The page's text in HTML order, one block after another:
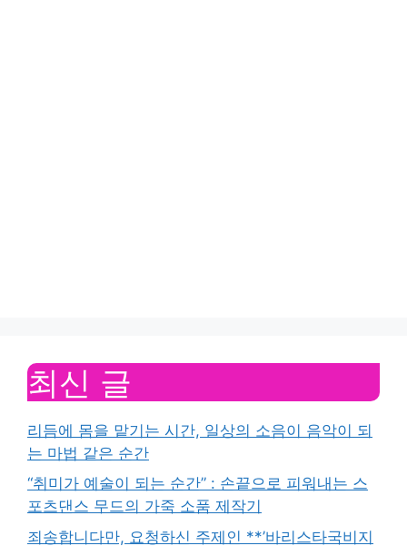
최신 글
리듬에 몸을 맡기는 시간, 일상의 소음이 음악이 되
는 마법 같은 순간
“취미가 예술이 되는 순간” : 손끝으로 피워내는 스
포츠댄스 무드의 가죽 소품 제작기
죄송합니다만, 요청하신 주제인 **’바리스타국비지